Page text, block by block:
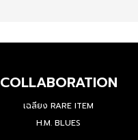
COLLABORATION
เฉลียง RARE ITEM
H.M. BLUES